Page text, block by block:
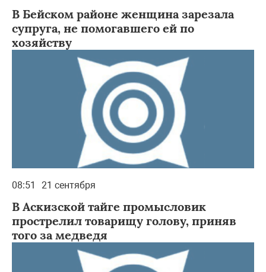
В Бейском районе женщина зарезала
супруга, не помогавшего ей по
хозяйству
08:51 21 сентября
В Аскизской тайге промысловик
прострелил товарищу голову, приняв
того за медведя